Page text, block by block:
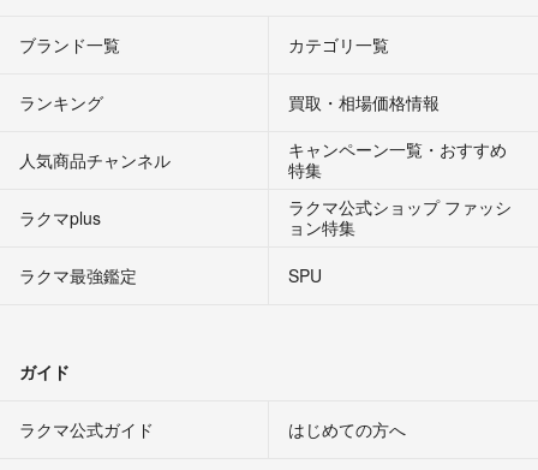
ブランド一覧 カテゴリ一覧
ランキング 買取・相場価格情報
人気商品チャンネル
キャンペーン一覧・おすすめ
特集
ラクマplus
ラクマ公式ショップ ファッシ
ョン特集
ラクマ最強鑑定
SPU
ガイド
ラクマ公式ガイド はじめての方へ